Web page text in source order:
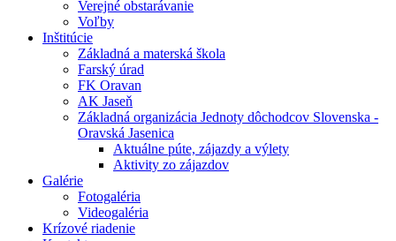
Verejné obstarávanie
Voľby
Inštitúcie
Základná a materská škola
Farský úrad
FK Oravan
AK Jaseň
Základná organizácia Jednoty dôchodcov Slovenska -
Oravská Jasenica
Aktuálne púte, zájazdy a výlety
Aktivity zo zájazdov
Galérie
Fotogaléria
Videogaléria
Krízové riadenie